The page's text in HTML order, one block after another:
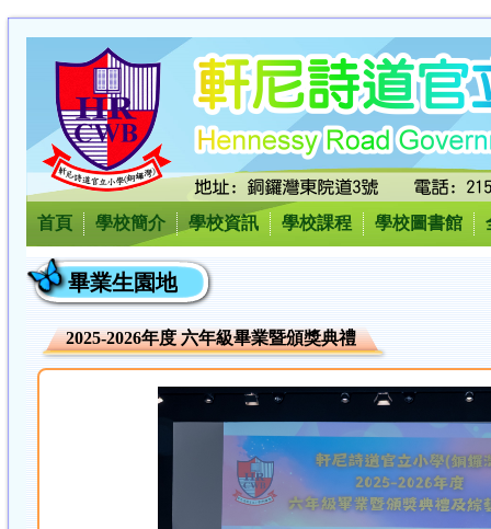
首頁 學校簡介 學校資訊 學校課程 學校圖書館
畢業生園地
2025-2026年度 六年級畢業暨頒獎典禮